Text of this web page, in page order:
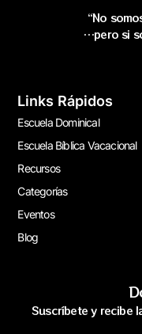
“No
…pero si
Links Rápidos
Escuela Dominical
Escuela Bíblica Vacacional
Recursos
Categorías
Eventos
Blog
Suscríbete y recibe